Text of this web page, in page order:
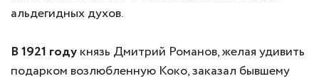
альдегидных духов.
В 1921 годукнязь Дмитрий Романов, желая удивить
подарком возлюбленную Коко, заказал бывшему